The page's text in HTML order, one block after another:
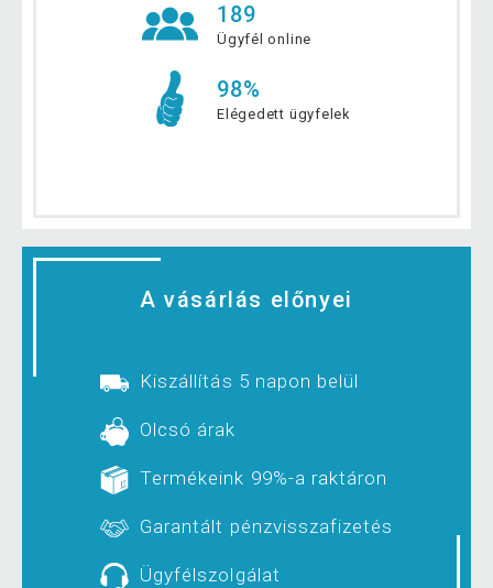
189
Ügyfél online
98%
Elégedett ügyfelek
A vásárlás előnyei
Kiszállítás 5 napon belül
Olcsó árak
Termékeink 99%-a raktáron
Garantált pénzvisszafizetés
Ügyfélszolgálat